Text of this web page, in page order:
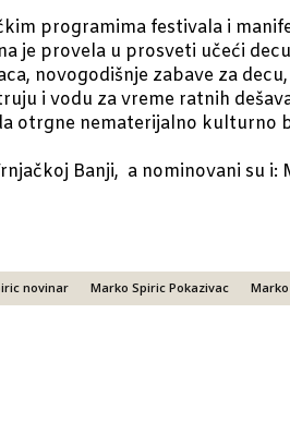
programima festivala i
je provela u prosveti učeći
novogodišnje zabave za
i vodu za vreme ratnih
otrgne nematerijalno kulturno
Banji, a nominovani su i:
novinar Marko Spiric Pokazivac